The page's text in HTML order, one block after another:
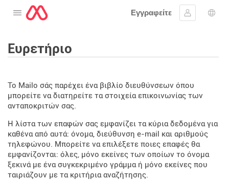
Ανοίξτε το μενού
Εγγραφείτε
Συνδεθείτε
Ευρετήριο
Το Mailo σάς παρέχει ένα βιβλίο διευθύνσεων όπου
μπορείτε να διατηρείτε τα στοιχεία επικοινωνίας των
ανταποκριτών σας.
Η λίστα των επαφών σας εμφανίζει τα κύρια δεδομένα για
καθένα από αυτά: όνομα, διεύθυνση e-mail και αριθμούς
τηλεφώνου. Μπορείτε να επιλέξετε ποιες επαφές θα
εμφανίζονται: όλες, μόνο εκείνες των οποίων το όνομα
ξεκινά με ένα συγκεκριμένο γράμμα ή μόνο εκείνες που
ταιριάζουν με τα κριτήρια αναζήτησης.